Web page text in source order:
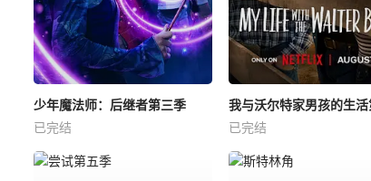
少年魔法师：后继者第三季
已完结
我与沃尔特家男孩的生
已完结